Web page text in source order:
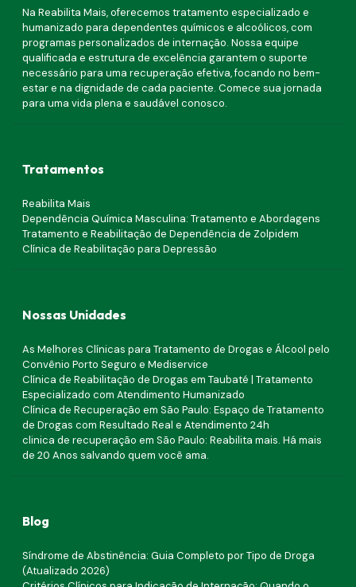
Na Reabilita Mais, oferecemos tratamento especializado e
humanizado para dependentes químicos e alcoólicos, com
programas personalizados de internação. Nossa equipe
qualificada e estrutura de excelência garantem o suporte
necessário para uma recuperação efetiva, focando no bem-
estar e na dignidade de cada paciente. Comece sua jornada
para uma vida plena e saudável conosco.
Tratamentos
Reabilita Mais
Dependência Química Masculina: Tratamento e Abordagens
Tratamento e Reabilitação de Dependência de Zolpidem
Clínica de Reabilitação para Depressão
Nossas Unidades
As Melhores Clínicas para Tratamento de Drogas e Álcool pelo
Convênio Porto Seguro e Mediservice
Clínica de Reabilitação de Drogas em Taubaté | Tratamento
Especializado com Atendimento Humanizado
Clínica de Recuperação em São Paulo: Espaço de Tratamento
de Drogas com Resultado Real e Atendimento 24h
clinica de recuperação em São Paulo: Reabilita mais. Há mais
de 20 Anos salvando quem você ama.
Blog
Síndrome de Abstinência: Guia Completo por Tipo de Droga
(Atualizado 2026)